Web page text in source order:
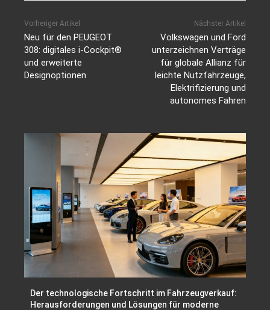
Vorheriger Artikel
Neu für den PEUGEOT
308: digitales i-Cockpit®
und erweiterte
Designoptionen
Nächster Artikel
Volkswagen und Ford
unterzeichnen Verträge
für globale Allianz für
leichte Nutzfahrzeuge,
Elektrifizierung und
autonomes Fahren
Der technologische Fortschritt im Fahrzeugverkauf:
Herausforderungen und Lösungen für moderne